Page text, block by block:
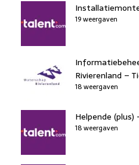
19 weergaven
Rivierenland –
18 weergaven
Helpende
18 weergaven